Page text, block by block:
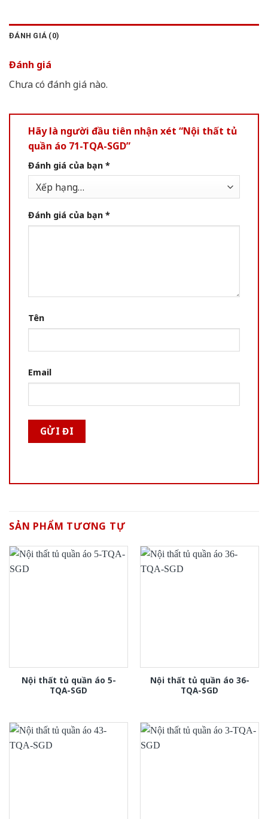
ĐÁNH GIÁ (0)
Đánh giá
Chưa có đánh giá nào.
Hãy là người đầu tiên nhận xét “Nội thất tủ
quần áo 71-TQA-SGD”
Đánh giá của bạn *
Đánh giá của bạn *
Tên
Email
SẢN PHẨM TƯƠNG TỰ
Nội thất tủ quần áo 5-
TQA-SGD
Nội thất tủ quần áo 36-
TQA-SGD